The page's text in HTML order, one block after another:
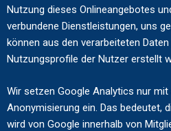
Nutzung dieses Onlineangebotes
verbundene Dienstleistungen, uns
können aus den verarbeiteten
Nutzungsprofile der Nutzer erstellt
Wir setzen Google Analytics nur mit
Anonymisierung ein. Das bedeutet,
wird von Google innerhalb von